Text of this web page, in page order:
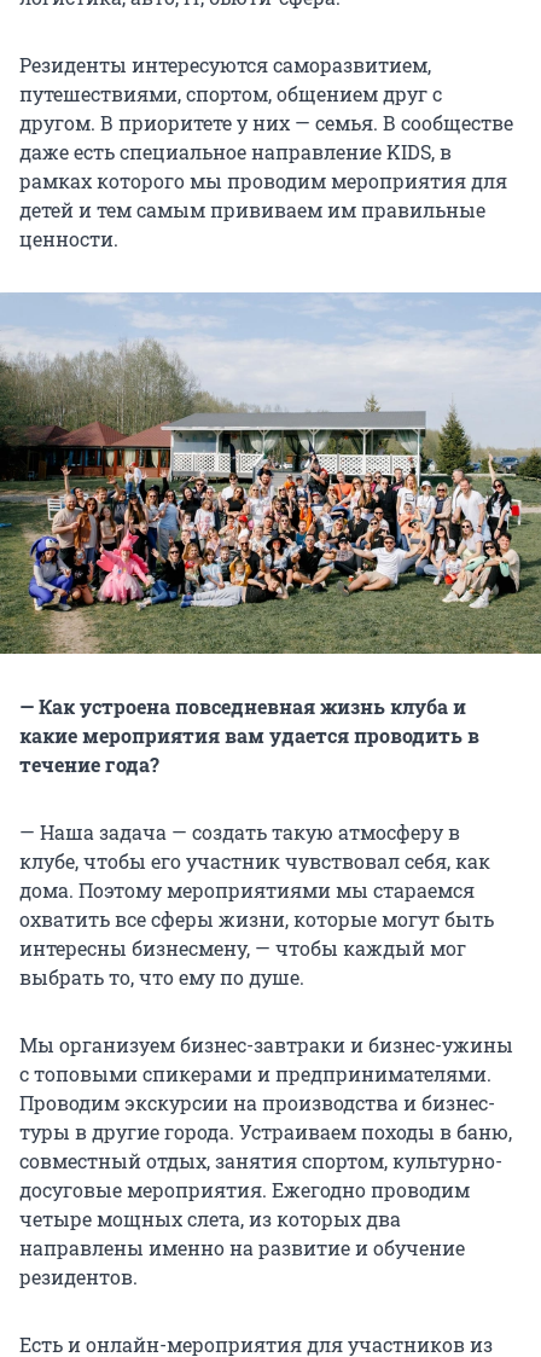
Резиденты интересуются саморазвитием,
путешествиями, спортом, общением друг с
другом. В приоритете у них — семья. В сообществе
даже есть специальное направление KIDS, в
рамках которого мы проводим мероприятия для
детей и тем самым прививаем им правильные
ценности.
— Как устроена повседневная жизнь клуба и
какие мероприятия вам удается проводить в
течение года?
— Наша задача — создать такую атмосферу в
клубе, чтобы его участник чувствовал себя, как
дома. Поэтому мероприятиями мы стараемся
охватить все сферы жизни, которые могут быть
интересны бизнесмену, — чтобы каждый мог
выбрать то, что ему по душе.
Мы организуем бизнес-завтраки и бизнес-ужины
с топовыми спикерами и предпринимателями.
Проводим экскурсии на производства и бизнес-
туры в другие города. Устраиваем походы в баню,
совместный отдых, занятия спортом, культурно-
досуговые мероприятия. Ежегодно проводим
четыре мощных слета, из которых два
направлены именно на развитие и обучение
резидентов.
Есть и онлайн-мероприятия для участников из